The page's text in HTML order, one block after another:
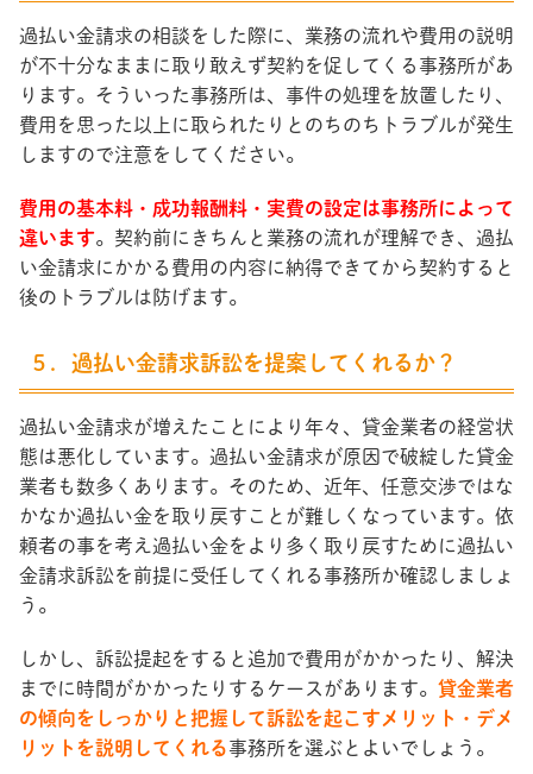
過払い金請求の相談をした際に、業務の流れや費用の説明
が不十分なままに取り敢えず契約を促してくる事務所があ
ります。そういった事務所は、事件の処理を放置したり、
費用を思った以上に取られたりとのちのちトラブルが発生
しますので注意をしてください。
費用の基本料・成功報酬料・実費の設定は事務所によって
違います。契約前にきちんと業務の流れが理解でき、過払
い金請求にかかる費用の内容に納得できてから契約すると
後のトラブルは防げます。
５．過払い金請求訴訟を提案してくれるか？
過払い金請求が増えたことにより年々、貸金業者の経営状
態は悪化しています。過払い金請求が原因で破綻した貸金
業者も数多くあります。そのため、近年、任意交渉ではな
かなか過払い金を取り戻すことが難しくなっています。依
頼者の事を考え過払い金をより多く取り戻すために過払い
金請求訴訟を前提に受任してくれる事務所か確認しましょ
う。
しかし、訴訟提起をすると追加で費用がかかったり、解決
までに時間がかかったりするケースがあります。 貸金業者
の傾向をしっかりと把握して訴訟を起こすメリット・デメ
リットを説明してくれる事務所を選ぶとよいでしょう。